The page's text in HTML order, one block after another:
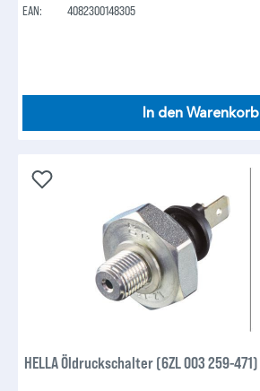
EAN: 4082300148305
In den Warenkorb
HELLA Öldruckschalter (6ZL 003 259-471)